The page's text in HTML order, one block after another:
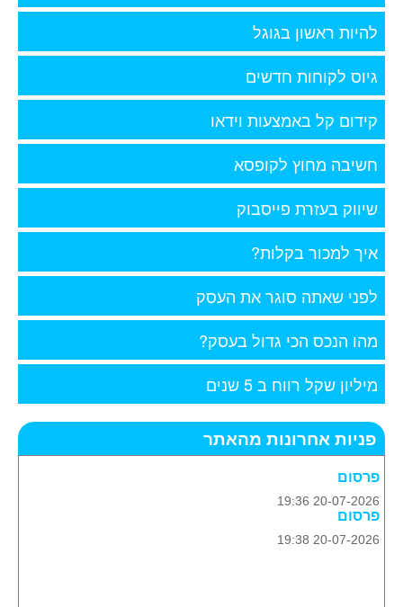
להיות ראשון בגוגל
גיוס לקוחות חדשים
קידום קל באמצעות וידאו
חשיבה מחוץ לקופסא
שיווק בעזרת פייסבוק
איך למכור בקלות?
לפני שאתה סוגר את העסק
מהו הנכס הכי גדול בעסק?
מיליון שקל רווח ב 5 שנים
פניות אחרונות מהאתר
פרסום
20-07-2026 19:36
פרסום
20-07-2026 19:38